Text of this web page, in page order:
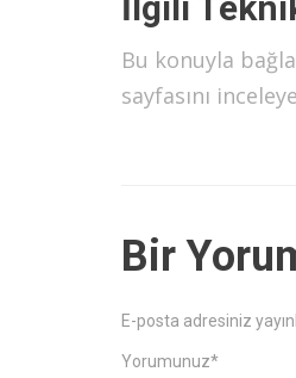
Bu konuyla
sayfasını
Bir
E-posta adresiniz
Yorumunuz*